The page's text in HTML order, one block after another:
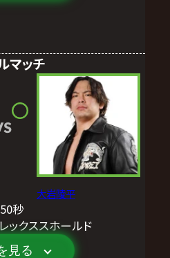
マッチ
大岩陵平
秒
ックススホールド
見る